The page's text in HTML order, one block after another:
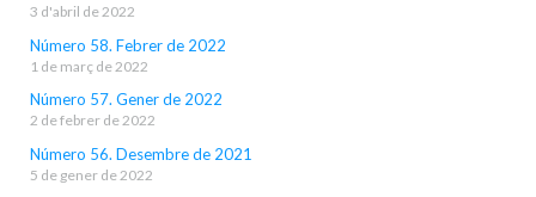
3 d'abril de 2022
Número 58. Febrer de 2022
1 de març de 2022
Número 57. Gener de 2022
2 de febrer de 2022
Número 56. Desembre de 2021
5 de gener de 2022